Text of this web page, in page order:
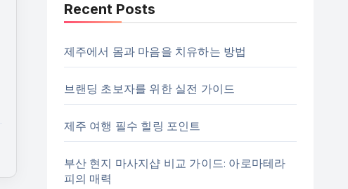
Recent Posts
제주에서 몸과 마음을 치유하는 방법
브랜딩 초보자를 위한 실전 가이드
제주 여행 필수 힐링 포인트
부산 현지 마사지샵 비교 가이드: 아로마테라
피의 매력